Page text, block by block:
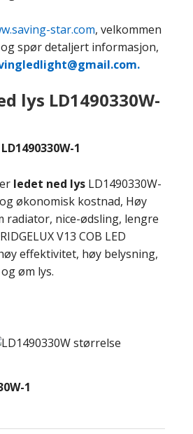
star.com, velkommen
spør detaljert informasjon,
lys LD1490330W-
1
ledet ned lys LD1490330W-
økonomisk kostnad, Høy
radiator, nice-ødsling, lengre
V13 COB LED
effektivitet, høy belysning,
øm lys.
1